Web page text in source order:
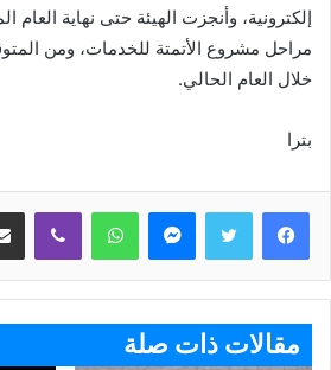
مراحل مشروع الأتمتة للخدمات، ومن
خلال العام الحالي.
بترا
ماسنجر واتساب ڤايبر
مقالات ذات صلة